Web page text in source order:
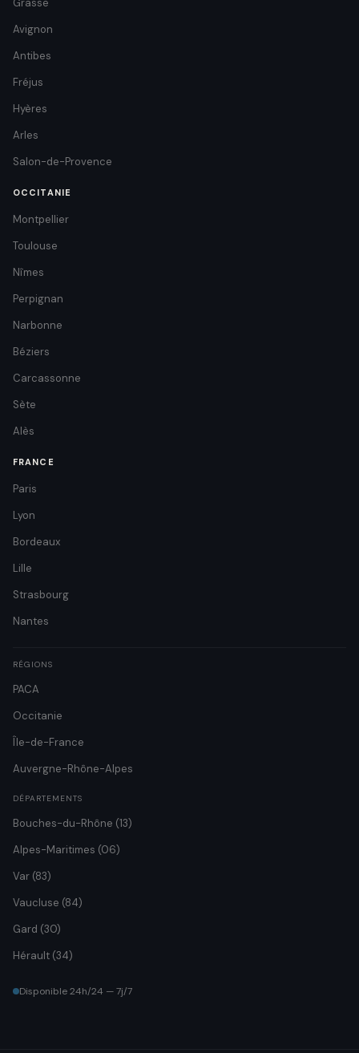
Grasse
Avignon
Antibes
Fréjus
Hyères
Arles
Salon-de-Provence
OCCITANIE
Montpellier
Toulouse
Nîmes
Perpignan
Narbonne
Béziers
Carcassonne
Sète
Alès
FRANCE
Paris
Lyon
Bordeaux
Lille
Strasbourg
Nantes
RÉGIONS
PACA
Occitanie
Île-de-France
Auvergne-Rhône-Alpes
DÉPARTEMENTS
Bouches-du-Rhône (13)
Alpes-Maritimes (06)
Var (83)
Vaucluse (84)
Gard (30)
Hérault (34)
Disponible 24h/24 — 7j/7